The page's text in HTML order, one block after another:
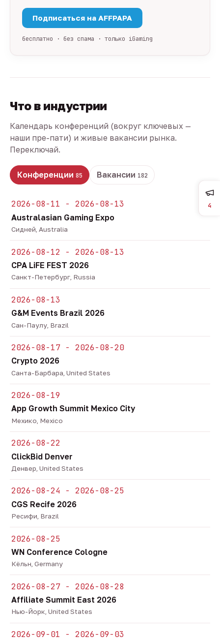
Подписаться на AFFPAPA
бесплатно · без спама · только iGaming
Что в индустрии
Календарь конференций (вокруг ключевых —
наши пре-пати) и живые вакансии рынка.
Переключай.
Конференции 85 Вакансии 182
2026-08-11 - 2026-08-13
Australasian Gaming Expo
Сидней, Australia
2026-08-12 - 2026-08-13
CPA LiFE FEST 2026
Санкт-Петербург, Russia
2026-08-13
G&M Events Brazil 2026
Сан-Паулу, Brazil
2026-08-17 - 2026-08-20
Crypto 2026
Санта-Барбара, United States
2026-08-19
App Growth Summit Mexico City
Мехико, Mexico
2026-08-22
ClickBid Denver
Денвер, United States
2026-08-24 - 2026-08-25
CGS Recife 2026
Ресифи, Brazil
2026-08-25
WN Conference Cologne
Кёльн, Germany
2026-08-27 - 2026-08-28
Affiliate Summit East 2026
Нью-Йорк, United States
2026-09-01 - 2026-09-03
4